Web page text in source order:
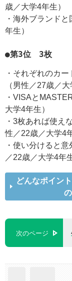
歳／大学4年生）
・海外ブランド
年生）
●第3位 3枚
・それぞれのカ
（男性／27歳／大
・VISAと
大学4年生）
・3枚あれば使え
性／22歳／大学4
・使い分けると
／22歳／大学4年
どんなポイン
次のページ